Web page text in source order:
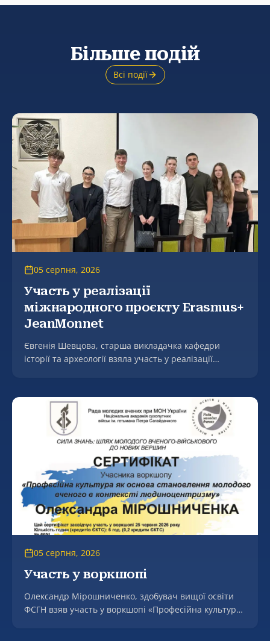
Більше подій
Всі події
05 серпня, 2026
Участь у реалізації
міжнародного проєкту Erasmus+
JeanMonnet
Євгенія Шевцова, старша викладачка кафедри
історії та археології взяла участь у реалізації
сфері» (EUNDAS).
05 серпня, 2026
Участь у воркшопі
Олександр Мірошниченко, здобувач вищої освіти
ФСГН взяв участь у воркшопі «Професійна культура